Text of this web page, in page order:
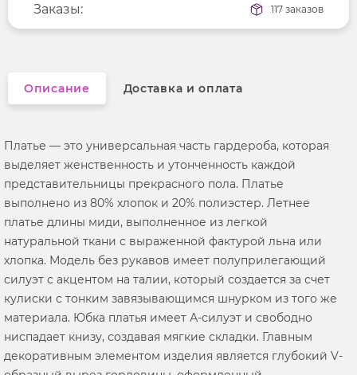
Длина рукава
без рукавов
Вырез горловины
фигурный
Заказы:
117 заказов
Описание Доставка и оплата
Платье — это универсальная часть гардероба, которая
выделяет женственность и утонченность каждой
представительницы прекрасного пола. Платье
выполнено из 80% хлопок и 20% полиэстер. Летнее
платье длины миди, выполненное из легкой
натуральной ткани с выраженной фактурой льна или
хлопка. Модель без рукавов имеет полуприлегающий
силуэт с акцентом на талии, который создается за счет
кулиски с тонким завязывающимся шнурком из того же
материала. Юбка платья имеет А-силуэт и свободно
ниспадает книзу, создавая мягкие складки. Главным
декоративным элементом изделия является глубокий V-